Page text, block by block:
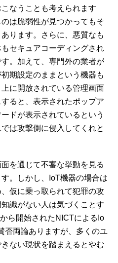
なうことも考えられます
は脆弱性が見つかってもそ
ります。さらに、悪質なも
セキュアコーディングされ
。加えて、専門外の業者が
期設定のままという機器も
に開放されている管理画面
ると、表示されたポップア
ドが表示されているという
は攻撃側に侵入してくれと
を通じて不審な挙動を見る
。しかし、IoT機器の場合は
仮に乗っ取られて犯罪の攻
識がない人は気づくことす
ら開始されたNICTによるIo
否両論ありますが、多くのユ
ない現状を踏まえるとやむ